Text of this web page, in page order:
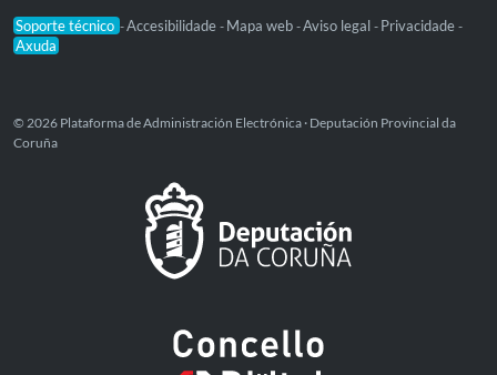
Soporte técnico -Accesibilidade - Mapa web -Aviso legal - Privacidade -
Axuda
© 2026 Plataforma de Administración Electrónica · Deputación Provincial da
Coruña